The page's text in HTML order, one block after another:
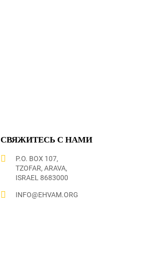
СВЯЖИТЕСЬ С НАМИ
P.O. BOX 107,
TZOFAR, ARAVA,
ISRAEL 8683000
INFO@EHVAM.ORG